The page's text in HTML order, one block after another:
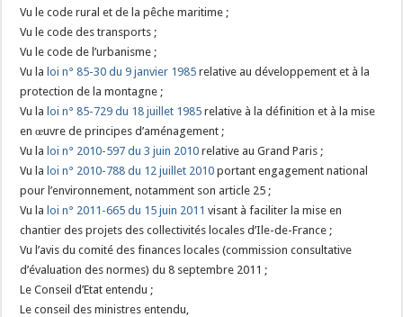
Vu le code rural et de la pêche maritime ;
Vu le code des transports ;
Vu le code de l’urbanisme ;
Vu la loi n° 85-30 du 9 janvier 1985 relative au développement et à la
protection de la montagne ;
Vu la loi n° 85-729 du 18 juillet 1985 relative à la définition et à la mise
en œuvre de principes d’aménagement ;
Vu la loi n° 2010-597 du 3 juin 2010 relative au Grand Paris ;
Vu la loi n° 2010-788 du 12 juillet 2010 portant engagement national
pour l’environnement, notamment son article 25 ;
Vu la loi n° 2011-665 du 15 juin 2011 visant à faciliter la mise en
chantier des projets des collectivités locales d’Ile-de-France ;
Vu l’avis du comité des finances locales (commission consultative
d’évaluation des normes) du 8 septembre 2011 ;
Le Conseil d’Etat entendu ;
Le conseil des ministres entendu,